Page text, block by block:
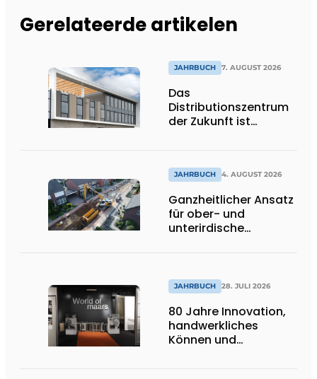
Gerelateerde artikelen
JAHRBUCH 7. AUGUST 2026
Das
Distributionszentrum
der Zukunft ist
lässt Tageslicht tief
ins Innere strömen
JAHRBUCH 4. AUGUST 2026
Ganzheitlicher Ansatz
für ober- und
unterirdische
JAHRBUCH 28. JULI 2026
80 Jahre Innovation,
handwerkliches
Können und